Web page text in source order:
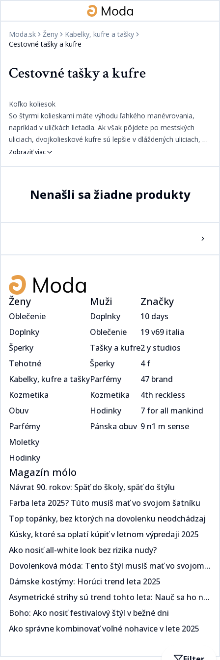
Moda.sk Ženy
Kabelky, kufre a tašky
Cestovné tašky a kufre
Cestovné tašky a kufre
Koľko koliesok​​​​‌ ‍ ​‍​‍‌‍ ‌ ​‍‌‍‍‌‌‍‌ ‌‍‍‌‌‍ ‍​‍​‍​ ‍‍​‍​‍‌ ​ ‌‍​‌‌‍ ‍‌‍‍‌‌ ‌​‌ ‍‌​‍ ‍‌‍‍‌‌‍ ​‍​‍​‍ ​​‍​‍‌‍‍​‌ ​‍‌‍‌‌‌‍‌‍​‍​‍​ ‍‍​‍​‍‌‍‍​‌ ‌​‌ ‌​‌ ​​​ ‍‍​‍ ​‍ ‌‍ ​‌‍ ‌‍​ ‌‍​‌‌‍ ​‌‍‍​‌‍ ‌ ​ ‌ ‌​​ ‍‍​ ​ ​ ​​​ ​​​ ​​​‍ ‌ ​ ‌ ‌​‌ ‌‌‌‍‌​‌‍‍‌‌‍ ​‍ ‌‍‍‌‌‍ ‍‌ ‌​‌‍‌‌‌‍ ‍‌ ‌​​‍ ‌‍‌‌‌‍‌​‌‍‍‌‌ ‌​​‍ ‌‍ ‌‌‍ ‌‍‌​‌‍‌‌​ ‌‌ ​​‌ ​‍‌‍‌‌‌ ​ ‌‍‌‌‌‍ ‍‌ ‌​‌‍​‌‌ ‌​‌‍‍‌‌‍ ‌‍ ‍​ ‍ ‌‍‍‌‌‍‌​​ ‌​ ​‍​ ‍‌‌‍‌‍​ ​ ​ ​​‌‍​‍‌‍‌​‌‍​‍​‍ ‌‌‍‌‍​ ​​​ ‌‍​ ​‌​‍ ‌​ ‌​​ ​ ​ ​‌‌‍‌‌​‍ ‌​ ‍​​ ​‌​ ‍​​ ​‌​‍ ‌​ ‍​​ ‌‌​ ‌‍​ ‍‌‌‍​‍‌‍​‌​ ‌​​ ​‌‌‍‌‌‌‍​ ​ ​‍‌‍‌​​ ‍ ‌ ‌​‌ ‍‌‌ ​​‌‍‌‌​ ‌‌‍​ ‌‍​‌‌ ‌​‌‍‌‌‌‍‌ ‌‍ ‌ ​‍‌‍‍‌‌‍‌‌‌ ​ ​ ‍ ‌ ​​‌‍​‌‌ ‌​‌‍‍​​ ‌‌ ​​‌ ​‍‌‍‍‌‌‍ ‌‌‍​‌‌ ​‍‌ ‍‌‌‌‌​‌‍‌‌‌ ‍​‌ ‌​​‍‌‌​ ‌‌‌​​‍‌‌ ‌‍‍ ‌‍‌‌‌ ‍‌​‍‌‌​ ​ ‌​‌​​‍‌‌​ ​ ‌​‌​​‍‌‌​ ​‍​ ​‍​ ‌ ​ ​‍‌‍​‍​ ‍‌‌‍‌‍​ ​‍‌‍​‍‌‍​‌​ ‌ ​ ‌‌​ ‍​​ ​ ​‍‌‌​ ​‍​ ​‍​‍‌‌​ ‌‌‌​‌​​‍ ‍‌‍​ ‌‍‍​‌‍‍‌‌‍ ​‌‍‌​‌ ​‍‌‍‌‌‌‍ ‍​‍‌‌​ ‌‌‌​​‍‌‌ ‌‍‍ ‌‍‌‌‌ ‍‌​‍‌‌​ ​ ‌​‌​​‍‌‌​ ​ ‌​‌​​‍‌‌​ ​‍​ ​‍‌‍‌‌​ ​‍​ ‍​​ ‌​​ ‍‌‌‍‌​​ ‌ ‌‍‌‍​ ​‌​ ​ ​ ‌‌​ ‌‍​ ​​​‍‌‌​ ​‍​ ​‍​‍‌‌​ ‌‌‌​‌​​‍ ‍‌ ‌​‌‍‌‌‌ ‍​‌ ‌​​ ‌‍​‍‌‍​‌‌ ​ ‌‍‌‌‌‌‌‌‌ ​‍‌‍ ​​ ‌‌‍‍​‌ ‌​‌ ‌​‌ ​​​‍‌‌​ ​ ‌​​‌​‍‌‌​ ​‍‌​‌‍​‍‌‌​ ​‍‌​‌‍‌‍ ​‌‍ ‌‍​ ‌‍​‌‌‍ ​‌‍‍​‌‍ ‌ ​ ‌ ‌​​‍‌‌​ ​ ‌​​‌​ ​ ​ ​​​ ​​​ ​​​‍‌‌​ ​‍‌​‌‍‌ ​ ‌ ‌​‌ ‌‌‌‍‌​‌‍‍‌‌‍ ​‍‌‍‌‍‍‌‌‍‌​​ ‌​ ​‍​ ‍‌‌‍‌‍​ ​ ​ ​​‌‍​‍‌‍‌​‌‍​‍​‍ ‌‌‍‌‍​ ​​​ ‌‍​ ​‌​‍ ‌​ ‌​​ ​ ​ ​‌‌‍‌‌​‍ ‌​ ‍​​ ​‌​ ‍​​ ​‌​‍ ‌​ ‍​​ ‌‌​ ‌‍​ ‍‌‌‍​‍‌‍​‌​ ‌​​ ​‌‌‍‌‌‌‍​ ​ ​‍‌‍‌​​‍‌‍‌ ‌​‌ ‍‌‌ ​​‌‍‌‌​ ‌‌‍​ ‌‍​‌‌ ‌​‌‍‌‌‌‍‌ ‌‍ ‌ ​‍‌‍‍‌‌‍‌‌‌ ​ ​‍‌‍‌ ​​‌‍​‌‌ ‌​‌‍‍​​ ‌‌ ​​‌ ​‍‌‍‍‌‌‍ ‌‌‍​‌‌ ​‍‌ ‍‌‌‌‌​‌‍‌‌‌ ‍​‌ ‌​​‍‌‌​ ‌‌‌​​‍‌‌ ‌‍‍ ‌‍‌‌‌ ‍‌​‍‌‌​ ​ ‌​‌​​‍‌‌​ ​ ‌​‌​​‍‌‌​ ​‍​ ​‍​ ‌ ​ ​‍‌‍​‍​ ‍‌‌‍‌‍​ ​‍‌‍​‍‌‍​‌​ ‌ ​ ‌‌​ ‍​​ ​ ​‍‌‌​ ​‍​ ​‍​‍‌‌​ ‌‌‌​‌​​‍ ‍‌‍​ ‌‍‍​‌‍‍‌‌‍ ​‌‍‌​‌ ​‍‌‍‌‌‌‍ ‍​‍‌‌​ ‌‌‌​​‍‌‌ ‌‍‍ ‌‍‌‌‌ ‍‌​‍‌‌​ ​ ‌​‌​​‍‌‌​ ​ ‌​‌​​‍‌‌​ ​‍​ ​‍‌‍‌‌​ ​‍​ ‍​​ ‌​​ ‍‌‌‍‌​​ ‌ ‌‍‌‍​ ​‌​ ​ ​ ‌‌​ ‌‍​ ​​​‍‌‌​ ​‍​ ​‍​‍‌‌​ ‌‌‌​‌​​‍ ‍‌ ‌​‌‍‌‌‌ ‍​‌ ‌​​‍‌‍‌ ​​‌‍‌‌‌ ​‍‌ ​ ‌ ​​‌‍‌‌‌‍​ ‌ ‌​‌‍‍‌‌ ‌‍‌‍‌‌​ ‌‌ ​​‌ ‌‌‌‍​‍‌‍ ​‌‍‍‌‌ ​ ‌‍‍​‌‍‌‌‌‍‌​​‍​‍‌ ‌
So štyrmi kolieskami máte výhodu ľahkého manévrovania,
napríklad v uličkách lietadla. Ak však pôjdete po mestských
uliciach, dvojkolieskové kufre sú lepšie v dláždených uliciach, pri
prekonávaní obrubníkov, či iných nerovností.​​​​‌ ‍ ​‍​‍‌‍ ‌ ​‍‌‍‍‌‌‍‌ ‌‍‍‌‌‍ ‍​‍​‍​ ‍‍​‍​‍‌ ​ ‌‍​‌‌‍ ‍‌‍‍‌‌ ‌​‌ ‍‌​‍ ‍‌‍‍‌‌‍ ​‍​‍​‍ ​​‍​‍‌‍‍​‌ ​‍‌‍‌‌‌‍‌‍​‍​‍​ ‍‍​‍​‍‌‍‍​‌ ‌​‌ ‌​‌ ​​​ ‍‍​‍ ​‍ ‌‍ ​‌‍ ‌‍​ ‌‍​‌‌‍ ​‌‍‍​‌‍ ‌ ​ ‌ ‌​​ ‍‍​ ​ ​ ​​​ ​​​ ​​​‍ ‌ ​ ‌ ‌​‌ ‌‌‌‍‌​‌‍‍‌‌‍ ​‍ ‌‍‍‌‌‍ ‍‌ ‌​‌‍‌‌‌‍ ‍‌ ‌​​‍ ‌‍‌‌‌‍‌​‌‍‍‌‌ ‌​​‍ ‌‍ ‌‌‍ ‌‍‌​‌‍‌‌​ ‌‌ ​​‌ ​‍‌‍‌‌‌ ​ ‌‍‌‌‌‍ ‍‌ ‌​‌‍​‌‌ ‌​‌‍‍‌‌‍ ‌‍ ‍​ ‍ ‌‍‍‌‌‍‌​​ ‌​ ​‍​ ‍‌‌‍‌‍​ ​ ​ ​​‌‍​‍‌‍‌​‌‍​‍​‍ ‌‌‍‌‍​ ​​​ ‌‍​ ​‌​‍ ‌​ ‌​​ ​ ​ ​‌‌‍‌‌​‍ ‌​ ‍​​ ​‌​ ‍​​ ​‌​‍ ‌​ ‍​​ ‌‌​ ‌‍​ ‍‌‌‍​‍‌‍​‌​ ‌​​ ​‌‌‍‌‌‌‍​ ​ ​‍‌‍‌​​ ‍ ‌ ‌​‌ ‍‌‌ ​​‌‍‌‌​ ‌‌‍​ ‌‍​‌‌ ‌​‌‍‌‌‌‍‌ ‌‍ ‌ ​‍‌‍‍‌‌‍‌‌‌ ​ ​ ‍ ‌ ​​‌‍​‌‌ ‌​‌‍‍​​ ‌‌ ​​‌ ​‍‌‍‍‌‌‍ ‌‌‍​‌‌ ​‍‌ ‍‌‌‌‌​‌‍‌‌‌ ‍​‌ ‌​​‍‌‌​ ‌‌‌​​‍‌‌ ‌‍‍ ‌‍‌‌‌ ‍‌​‍‌‌​ ​ ‌​‌​​‍‌‌​ ​ ‌​‌​​‍‌‌​ ​‍​ ​‍‌‍​ ‌‍​ ‌‍‌‌‌‍‌​​ ‍​‌‍​‍‌‍‌‌‌‍​‌​ ​‌‌‍‌‌​ ‌‍​ ‌‍​‍‌‌​ ​‍​ ​‍​‍‌‌​ ‌‌‌​‌​​‍ ‍‌‍​ ‌‍‍​‌‍‍‌‌‍ ​‌‍‌​‌ ​‍‌‍‌‌‌‍ ‍​‍‌‌​ ‌‌‌​​‍‌‌ ‌‍‍ ‌‍‌‌‌ ‍‌​‍‌‌​ ​ ‌​‌​​‍‌‌​ ​ ‌​‌​​‍‌‌​ ​‍​ ​‍‌‍‌​​ ​‌​ ‌‍​ ‌ ​ ‍​‌‍‌‌​ ​‍‌‍‌​​ ‍​​ ‌‍​ ‍‌​ ‍‌​ ​​​‍‌‌​ ​‍​ ​‍​‍‌‌​ ‌‌‌​‌​​‍ ‍‌ ‌​‌‍‌‌‌ ‍​‌ ‌​​ ‌‍​‍‌‍​‌‌ ​ ‌‍‌‌‌‌‌‌‌ ​‍‌‍ ​​ ‌‌‍‍​‌ ‌​‌ ‌​‌ ​​​‍‌‌​ ​ ‌​​‌​‍‌‌​ ​‍‌​‌‍​‍‌‌​ ​‍‌​‌‍‌‍ ​‌‍ ‌‍​ ‌‍​‌‌‍ ​‌‍‍​‌‍ ‌ ​ ‌ ‌​​‍‌‌​ ​ ‌​​‌​ ​ ​ ​​​ ​​​ ​​​‍‌‌​ ​‍‌​‌‍‌ ​ ‌ ‌​‌ ‌‌‌‍‌​‌‍‍‌‌‍ ​‍‌‍‌‍‍‌‌‍‌​​ ‌​ ​‍​ ‍‌‌‍‌‍​ ​ ​ ​​‌‍​‍‌‍‌​‌‍​‍​‍ ‌‌‍‌‍​ ​​​ ‌‍​ ​‌​‍ ‌​ ‌​​ ​ ​ ​‌‌‍‌‌​‍ ‌​ ‍​​ ​‌​ ‍​​ ​‌​‍ ‌​ ‍​​ ‌‌​ ‌‍​ ‍‌‌‍​‍‌‍​‌​ ‌​​ ​‌‌‍‌‌‌‍​ ​ ​‍‌‍‌​​‍‌‍‌ ‌​‌ ‍‌‌ ​​‌‍‌‌​ ‌‌‍​ ‌‍​‌‌ ‌​‌‍‌‌‌‍‌ ‌‍ ‌ ​‍‌‍‍‌‌‍‌‌‌ ​ ​‍‌‍‌ ​​‌‍​‌‌ ‌​‌‍‍​​ ‌‌ ​​‌ ​‍‌‍‍‌‌‍ ‌‌‍​‌‌ ​‍‌ ‍‌‌‌‌​‌‍‌‌‌ ‍​‌ ‌​​‍‌‌​ ‌‌‌​​‍‌‌ ‌‍‍ ‌‍‌‌‌ ‍‌​‍‌‌​ ​ ‌​‌​​‍‌‌​ ​ ‌​‌​​‍‌‌​ ​‍​ ​‍‌‍​ ‌‍​ ‌‍‌‌‌‍‌​​ ‍​‌‍​‍‌‍‌‌‌‍​‌​ ​‌‌‍‌‌​ ‌‍​ ‌‍​‍‌‌​ ​‍​ ​‍​‍‌‌​ ‌‌‌​‌​​‍ ‍‌‍​ ‌‍‍​‌‍‍‌‌‍ ​‌‍‌​‌ ​‍‌‍‌‌‌‍ ‍​‍‌‌​ ‌‌‌​​‍‌‌ ‌‍‍ ‌‍‌‌‌ ‍‌​‍‌‌​ ​ ‌​‌​​‍‌‌​ ​ ‌​‌​​‍‌‌​ ​‍​ ​‍‌‍‌​​ ​‌​ ‌‍​ ‌ ​ ‍​‌‍‌‌​ ​‍‌‍‌​​ ‍​​ ‌‍​ ‍‌​ ‍‌​ ​​​‍‌‌​ ​‍​ ​‍​‍‌‌​ ‌‌‌​‌​​‍ ‍‌ ‌​‌‍‌‌‌ ‍​‌ ‌​​‍‌‍‌ ​​‌‍‌‌‌ ​‍‌ ​ ‌ ​​‌‍‌‌‌‍​ ‌ ‌​‌‍‍‌‌ ‌‍‌‍‌‌​ ‌‌ ​​‌ ‌‌‌‍​‍‌‍ ​‌‍‍‌‌ ​ ‌‍‍​‌‍‌‌‌‍‌​​‍​‍‌ ‌
Zobraziť viac
Nenašli sa žiadne produkty
Ženy
Oblečenie
Doplnky
Šperky
Tehotné
Kabelky, kufre a tašky
Kozmetika
Obuv
Parfémy
Moletky
Hodinky
Muži
Doplnky
Oblečenie
Tašky a kufre
Šperky
Parfémy
Kozmetika
Hodinky
Pánska obuv
Značky
10 days
19 v69 italia
2 y studios
4 f
47 brand
4th reckless
7 for all mankind
9 n1 m sense
Magazín mólo
Návrat 90. rokov: Späť do školy, späť do štýlu​​​​‌ ‍ ​‍​‍‌‍ ‌ ​‍‌‍‍‌‌‍‌ ‌‍‍‌‌‍ ‍​‍​‍​ ‍‍​‍​‍‌ ​ ‌‍​‌‌‍ ‍‌‍‍‌‌ ‌​‌ ‍‌​‍ ‍‌‍‍‌‌‍ ​‍​‍​‍ ​​‍​‍‌‍‍​‌ ​‍‌‍‌‌‌‍‌‍​‍​‍​ ‍‍​‍​‍‌‍‍​‌ ‌​‌ ‌​‌ ​​​ ‍‍​‍ ​‍ ‌‍ ​‌‍ ‌‍​ ‌‍​‌‌‍ ​‌‍‍​‌‍ ‌ ​ ‌ ‌​​ ‍‍​ ​ ​ ​​​ ​​​ ​​​‍ ‌ ​ ‌ ‌​‌ ‌‌‌‍‌​‌‍‍‌‌‍ ​‍ ‌‍‍‌‌‍ ‍‌ ‌​‌‍‌‌‌‍ ‍‌ ‌​​‍ ‌‍‌‌‌‍‌​‌‍‍‌‌ ‌​​‍ ‌‍ ‌‌‍ ‌‍‌​‌‍‌‌​ ‌‌ ​​‌ ​‍‌‍‌‌‌ ​ ‌‍‌‌‌‍ ‍‌ ‌​‌‍​‌‌ ‌​‌‍‍‌‌‍ ‌‍ ‍​ ‍ ‌‍‍‌‌‍‌​​ ‌​ ​‍‌‍​ ‌‍​ ‌‍‌​​ ‍​​ ‍​​ ‌‌​ ​‌​‍ ‌​ ‍​​ ​ ‌‍​‌​ ​‌​‍ ‌​ ‌​‌‍‌​​ ​‌​ ​‍​‍ ‌‌‍​‌‌‍​‌​ ​​​ ​​​‍ ‌​ ‍‌​ ‌ ​ ​‌‌‍​ ​ ​‌​ ​‌‌‍​‍‌‍‌​​ ​‍‌‍‌​‌‍‌‍​ ‌ ​ ‍ ‌ ‌​‌ ‍‌‌ ​​‌‍‌‌​ ‌‌ ​​‌‍ ‌ ​ ‌ ‌​​ ‍ ‌ ​​‌‍​‌‌ ‌​‌‍‍​​ ‌‌ ‌​‌‍‍‌‌ ‌​‌‍ ​‌‍‌‌​ ‌‍​‍‌‍​‌‌ ​ ‌‍‌‌‌‌‌‌‌ ​‍‌‍ ​​ ‌‌‍‍​‌ ‌​‌ ‌​‌ ​​​‍‌‌​ ​ ‌​​‌​‍‌‌​ ​‍‌​‌‍​‍‌‌​ ​‍‌​‌‍‌‍ ​‌‍ ‌‍​ ‌‍​‌‌‍ ​‌‍‍​‌‍ ‌ ​ ‌ ‌​​‍‌‌​ ​ ‌​​‌​ ​ ​ ​​​ ​​​ ​​​‍‌‌​ ​‍‌​‌‍‌ ​ ‌ ‌​‌ ‌‌‌‍‌​‌‍‍‌‌‍ ​‍‌‍‌‍‍‌‌‍‌​​ ‌​ ​‍‌‍​ ‌‍​ ‌‍‌​​ ‍​​ ‍​​ ‌‌​ ​‌​‍ ‌​ ‍​​ ​ ‌‍​‌​ ​‌​‍ ‌​ ‌​‌‍‌​​ ​‌​ ​‍​‍ ‌‌‍​‌‌‍​‌​ ​​​ ​​​‍ ‌​ ‍‌​ ‌ ​ ​‌‌‍​ ​ ​‌​ ​‌‌‍​‍‌‍‌​​ ​‍‌‍‌​‌‍‌‍​ ‌ ​‍‌‍‌ ‌​‌ ‍‌‌ ​​‌‍‌‌​ ‌‌ ​​‌‍ ‌ ​ ‌ ‌​​‍‌‍‌ ​​‌‍​‌‌ ‌​‌‍‍​​ ‌‌ ‌​‌‍‍‌‌ ‌​‌‍ ​‌‍‌‌​‍‌‍‌ ​​‌‍‌‌‌ ​‍‌ ​ ‌ ​​‌‍‌‌‌‍​ ‌ ‌​‌‍‍‌‌ ‌‍‌‍‌‌​ ‌‌ ​​‌ ‌‌‌‍​‍‌‍ ​‌‍‍‌‌ ​ ‌‍‍​‌‍‌‌‌‍‌​​‍​‍‌ ‌
Farba leta 2025? Túto musíš mať vo svojom šatníku ​​​​‌ ‍ ​‍​‍‌‍ ‌ ​‍‌‍‍‌‌‍‌ ‌‍‍‌‌‍ ‍​‍​‍​ ‍‍​‍​‍‌ ​ ‌‍​‌‌‍ ‍‌‍‍‌‌ ‌​‌ ‍‌​‍ ‍‌‍‍‌‌‍ ​‍​‍​‍ ​​‍​‍‌‍‍​‌ ​‍‌‍‌‌‌‍‌‍​‍​‍​ ‍‍​‍​‍‌‍‍​‌ ‌​‌ ‌​‌ ​​​ ‍‍​‍ ​‍ ‌‍ ​‌‍ ‌‍​ ‌‍​‌‌‍ ​‌‍‍​‌‍ ‌ ​ ‌ ‌​​ ‍‍​ ​ ​ ​​​ ​​​ ​​​‍ ‌ ​ ‌ ‌​‌ ‌‌‌‍‌​‌‍‍‌‌‍ ​‍ ‌‍‍‌‌‍ ‍‌ ‌​‌‍‌‌‌‍ ‍‌ ‌​​‍ ‌‍‌‌‌‍‌​‌‍‍‌‌ ‌​​‍ ‌‍ ‌‌‍ ‌‍‌​‌‍‌‌​ ‌‌ ​​‌ ​‍‌‍‌‌‌ ​ ‌‍‌‌‌‍ ‍‌ ‌​‌‍​‌‌ ‌​‌‍‍‌‌‍ ‌‍ ‍​ ‍ ‌‍‍‌‌‍‌​​ ‌​ ​‌‌‍​‌​ ‌​​ ‌‍​ ​​‌‍​‌​ ​‍‌‍​‍​‍ ‌​ ‍​‌‍​‍‌‍​‍‌‍‌‍​‍ ‌​ ‌​‌‍‌‍​ ​​​ ​‍​‍ ‌‌‍​‌‌‍​‍​ ‌ ‌‍‌‍​‍ ‌‌‍‌‍​ ‍‌‌‍​ ‌‍​‍​ ‍‌​ ‍‌‌‍‌‌​ ​​‌‍‌‍​ ​ ‌‍‌​​ ​‍​ ‍ ‌ ‌​‌ ‍‌‌ ​​‌‍‌‌​ ‌‌ ​​‌‍ ‌ ​ ‌ ‌​​ ‍ ‌ ​​‌‍​‌‌ ‌​‌‍‍​​ ‌‌ ‌​‌‍‍‌‌ ‌​‌‍ ​‌‍‌‌​ ‌‍​‍‌‍​‌‌ ​ ‌‍‌‌‌‌‌‌‌ ​‍‌‍ ​​ ‌‌‍‍​‌ ‌​‌ ‌​‌ ​​​‍‌‌​ ​ ‌​​‌​‍‌‌​ ​‍‌​‌‍​‍‌‌​ ​‍‌​‌‍‌‍ ​‌‍ ‌‍​ ‌‍​‌‌‍ ​‌‍‍​‌‍ ‌ ​ ‌ ‌​​‍‌‌​ ​ ‌​​‌​ ​ ​ ​​​ ​​​ ​​​‍‌‌​ ​‍‌​‌‍‌ ​ ‌ ‌​‌ ‌‌‌‍‌​‌‍‍‌‌‍ ​‍‌‍‌‍‍‌‌‍‌​​ ‌​ ​‌‌‍​‌​ ‌​​ ‌‍​ ​​‌‍​‌​ ​‍‌‍​‍​‍ ‌​ ‍​‌‍​‍‌‍​‍‌‍‌‍​‍ ‌​ ‌​‌‍‌‍​ ​​​ ​‍​‍ ‌‌‍​‌‌‍​‍​ ‌ ‌‍‌‍​‍ ‌‌‍‌‍​ ‍‌‌‍​ ‌‍​‍​ ‍‌​ ‍‌‌‍‌‌​ ​​‌‍‌‍​ ​ ‌‍‌​​ ​‍​‍‌‍‌ ‌​‌ ‍‌‌ ​​‌‍‌‌​ ‌‌ ​​‌‍ ‌ ​ ‌ ‌​​‍‌‍‌ ​​‌‍​‌‌ ‌​‌‍‍​​ ‌‌ ‌​‌‍‍‌‌ ‌​‌‍ ​‌‍‌‌​‍‌‍‌ ​​‌‍‌‌‌ ​‍‌ ​ ‌ ​​‌‍‌‌‌‍​ ‌ ‌​‌‍‍‌‌ ‌‍‌‍‌‌​ ‌‌ ​​‌ ‌‌‌‍​‍‌‍ ​‌‍‍‌‌ ​ ‌‍‍​‌‍‌‌‌‍‌​​‍​‍‌ ‌
Top topánky, bez ktorých na dovolenku neodchádzaj​​​​‌ ‍ ​‍​‍‌‍ ‌ ​‍‌‍‍‌‌‍‌ ‌‍‍‌‌‍ ‍​‍​‍​ ‍‍​‍​‍‌ ​ ‌‍​‌‌‍ ‍‌‍‍‌‌ ‌​‌ ‍‌​‍ ‍‌‍‍‌‌‍ ​‍​‍​‍ ​​‍​‍‌‍‍​‌ ​‍‌‍‌‌‌‍‌‍​‍​‍​ ‍‍​‍​‍‌‍‍​‌ ‌​‌ ‌​‌ ​​​ ‍‍​‍ ​‍ ‌‍ ​‌‍ ‌‍​ ‌‍​‌‌‍ ​‌‍‍​‌‍ ‌ ​ ‌ ‌​​ ‍‍​ ​ ​ ​​​ ​​​ ​​​‍ ‌ ​ ‌ ‌​‌ ‌‌‌‍‌​‌‍‍‌‌‍ ​‍ ‌‍‍‌‌‍ ‍‌ ‌​‌‍‌‌‌‍ ‍‌ ‌​​‍ ‌‍‌‌‌‍‌​‌‍‍‌‌ ‌​​‍ ‌‍ ‌‌‍ ‌‍‌​‌‍‌‌​ ‌‌ ​​‌ ​‍‌‍‌‌‌ ​ ‌‍‌‌‌‍ ‍‌ ‌​‌‍​‌‌ ‌​‌‍‍‌‌‍ ‌‍ ‍​ ‍ ‌‍‍‌‌‍‌​​ ‌​ ​‌​ ‍‌​ ​‍‌‍​ ​ ‌ ​ ​‌​ ‌‌​ ​‍​‍ ‌‌‍​‌‌‍​‌​ ‍​‌‍​‍​‍ ‌​ ‌​​ ‌‌​ ‍‌‌‍‌‍​‍ ‌‌‍​‌​ ‍​​ ‌ ​ ‍​​‍ ‌​ ‍‌​ ‌ ​ ​​​ ‍‌‌‍​ ​ ‍​​ ‍‌​ ​‍​ ​​‌‍‌‍‌‍​‍‌‍‌‌​ ‍ ‌ ‌​‌ ‍‌‌ ​​‌‍‌‌​ ‌‌ ​​‌‍ ‌ ​ ‌ ‌​​ ‍ ‌ ​​‌‍​‌‌ ‌​‌‍‍​​ ‌‌ ‌​‌‍‍‌‌ ‌​‌‍ ​‌‍‌‌​ ‌‍​‍‌‍​‌‌ ​ ‌‍‌‌‌‌‌‌‌ ​‍‌‍ ​​ ‌‌‍‍​‌ ‌​‌ ‌​‌ ​​​‍‌‌​ ​ ‌​​‌​‍‌‌​ ​‍‌​‌‍​‍‌‌​ ​‍‌​‌‍‌‍ ​‌‍ ‌‍​ ‌‍​‌‌‍ ​‌‍‍​‌‍ ‌ ​ ‌ ‌​​‍‌‌​ ​ ‌​​‌​ ​ ​ ​​​ ​​​ ​​​‍‌‌​ ​‍‌​‌‍‌ ​ ‌ ‌​‌ ‌‌‌‍‌​‌‍‍‌‌‍ ​‍‌‍‌‍‍‌‌‍‌​​ ‌​ ​‌​ ‍‌​ ​‍‌‍​ ​ ‌ ​ ​‌​ ‌‌​ ​‍​‍ ‌‌‍​‌‌‍​‌​ ‍​‌‍​‍​‍ ‌​ ‌​​ ‌‌​ ‍‌‌‍‌‍​‍ ‌‌‍​‌​ ‍​​ ‌ ​ ‍​​‍ ‌​ ‍‌​ ‌ ​ ​​​ ‍‌‌‍​ ​ ‍​​ ‍‌​ ​‍​ ​​‌‍‌‍‌‍​‍‌‍‌‌​‍‌‍‌ ‌​‌ ‍‌‌ ​​‌‍‌‌​ ‌‌ ​​‌‍ ‌ ​ ‌ ‌​​‍‌‍‌ ​​‌‍​‌‌ ‌​‌‍‍​​ ‌‌ ‌​‌‍‍‌‌ ‌​‌‍ ​‌‍‌‌​‍‌‍‌ ​​‌‍‌‌‌ ​‍‌ ​ ‌ ​​‌‍‌‌‌‍​ ‌ ‌​‌‍‍‌‌ ‌‍‌‍‌‌​ ‌‌ ​​‌ ‌‌‌‍​‍‌‍ ​‌‍‍‌‌ ​ ‌‍‍​‌‍‌‌‌‍‌​​‍​‍‌ ‌
Kúsky, ktoré sa oplatí kúpiť v letnom výpredaji 2025​​​​‌ ‍ ​‍​‍‌‍ ‌ ​‍‌‍‍‌‌‍‌ ‌‍‍‌‌‍ ‍​‍​‍​ ‍‍​‍​‍‌ ​ ‌‍​‌‌‍ ‍‌‍‍‌‌ ‌​‌ ‍‌​‍ ‍‌‍‍‌‌‍ ​‍​‍​‍ ​​‍​‍‌‍‍​‌ ​‍‌‍‌‌‌‍‌‍​‍​‍​ ‍‍​‍​‍‌‍‍​‌ ‌​‌ ‌​‌ ​​​ ‍‍​‍ ​‍ ‌‍ ​‌‍ ‌‍​ ‌‍​‌‌‍ ​‌‍‍​‌‍ ‌ ​ ‌ ‌​​ ‍‍​ ​ ​ ​​​ ​​​ ​​​‍ ‌ ​ ‌ ‌​‌ ‌‌‌‍‌​‌‍‍‌‌‍ ​‍ ‌‍‍‌‌‍ ‍‌ ‌​‌‍‌‌‌‍ ‍‌ ‌​​‍ ‌‍‌‌‌‍‌​‌‍‍‌‌ ‌​​‍ ‌‍ ‌‌‍ ‌‍‌​‌‍‌‌​ ‌‌ ​​‌ ​‍‌‍‌‌‌ ​ ‌‍‌‌‌‍ ‍‌ ‌​‌‍​‌‌ ‌​‌‍‍‌‌‍ ‌‍ ‍​ ‍ ‌‍‍‌‌‍‌​​ ‌‌‍​‌‌‍​‍​ ​ ​ ‌​‌‍‌​‌‍‌‌​ ​ ‌‍‌​​‍ ‌​ ‍‌​ ​‌​ ‍‌​ ​‍​‍ ‌​ ‌​‌‍​‌​ ​‌​ ‍​​‍ ‌‌‍​‌​ ‌‌​ ‍​‌‍‌‌​‍ ‌‌‍‌‍​ ‌‌‌‍​‌‌‍​‌​ ​‌‌‍​ ​ ‍‌​ ‌ ‌‍‌​‌‍​‌​ ​​‌‍​ ​ ‍ ‌ ‌​‌ ‍‌‌ ​​‌‍‌‌​ ‌‌ ​​‌‍ ‌ ​ ‌ ‌​​ ‍ ‌ ​​‌‍​‌‌ ‌​‌‍‍​​ ‌‌ ‌​‌‍‍‌‌ ‌​‌‍ ​‌‍‌‌​ ‌‍​‍‌‍​‌‌ ​ ‌‍‌‌‌‌‌‌‌ ​‍‌‍ ​​ ‌‌‍‍​‌ ‌​‌ ‌​‌ ​​​‍‌‌​ ​ ‌​​‌​‍‌‌​ ​‍‌​‌‍​‍‌‌​ ​‍‌​‌‍‌‍ ​‌‍ ‌‍​ ‌‍​‌‌‍ ​‌‍‍​‌‍ ‌ ​ ‌ ‌​​‍‌‌​ ​ ‌​​‌​ ​ ​ ​​​ ​​​ ​​​‍‌‌​ ​‍‌​‌‍‌ ​ ‌ ‌​‌ ‌‌‌‍‌​‌‍‍‌‌‍ ​‍‌‍‌‍‍‌‌‍‌​​ ‌‌‍​‌‌‍​‍​ ​ ​ ‌​‌‍‌​‌‍‌‌​ ​ ‌‍‌​​‍ ‌​ ‍‌​ ​‌​ ‍‌​ ​‍​‍ ‌​ ‌​‌‍​‌​ ​‌​ ‍​​‍ ‌‌‍​‌​ ‌‌​ ‍​‌‍‌‌​‍ ‌‌‍‌‍​ ‌‌‌‍​‌‌‍​‌​ ​‌‌‍​ ​ ‍‌​ ‌ ‌‍‌​‌‍​‌​ ​​‌‍​ ​‍‌‍‌ ‌​‌ ‍‌‌ ​​‌‍‌‌​ ‌‌ ​​‌‍ ‌ ​ ‌ ‌​​‍‌‍‌ ​​‌‍​‌‌ ‌​‌‍‍​​ ‌‌ ‌​‌‍‍‌‌ ‌​‌‍ ​‌‍‌‌​‍‌‍‌ ​​‌‍‌‌‌ ​‍‌ ​ ‌ ​​‌‍‌‌‌‍​ ‌ ‌​‌‍‍‌‌ ‌‍‌‍‌‌​ ‌‌ ​​‌ ‌‌‌‍​‍‌‍ ​‌‍‍‌‌ ​ ‌‍‍​‌‍‌‌‌‍‌​​‍​‍‌ ‌
Ako nosiť all-white look bez rizika nudy?​​​​‌ ‍ ​‍​‍‌‍ ‌ ​‍‌‍‍‌‌‍‌ ‌‍‍‌‌‍ ‍​‍​‍​ ‍‍​‍​‍‌ ​ ‌‍​‌‌‍ ‍‌‍‍‌‌ ‌​‌ ‍‌​‍ ‍‌‍‍‌‌‍ ​‍​‍​‍ ​​‍​‍‌‍‍​‌ ​‍‌‍‌‌‌‍‌‍​‍​‍​ ‍‍​‍​‍‌‍‍​‌ ‌​‌ ‌​‌ ​​​ ‍‍​‍ ​‍ ‌‍ ​‌‍ ‌‍​ ‌‍​‌‌‍ ​‌‍‍​‌‍ ‌ ​ ‌ ‌​​ ‍‍​ ​ ​ ​​​ ​​​ ​​​‍ ‌ ​ ‌ ‌​‌ ‌‌‌‍‌​‌‍‍‌‌‍ ​‍ ‌‍‍‌‌‍ ‍‌ ‌​‌‍‌‌‌‍ ‍‌ ‌​​‍ ‌‍‌‌‌‍‌​‌‍‍‌‌ ‌​​‍ ‌‍ ‌‌‍ ‌‍‌​‌‍‌‌​ ‌‌ ​​‌ ​‍‌‍‌‌‌ ​ ‌‍‌‌‌‍ ‍‌ ‌​‌‍​‌‌ ‌​‌‍‍‌‌‍ ‌‍ ‍​ ‍ ‌‍‍‌‌‍‌​​ ‌‌‍‌‍​ ‌‌​ ‍‌​ ‍‌​ ‍​​ ‌‌‌‍‌‍​ ​ ​‍ ‌​ ‍‌‌‍​ ​ ​ ‌‍​‌​‍ ‌​ ‌​‌‍‌‌​ ‌​​ ​​​‍ ‌​ ‍​​ ‌ ​ ​‍‌‍‌‌​‍ ‌​ ‌​​ ​‌‌‍‌​‌‍‌‌‌‍‌‌‌‍​‍‌‍‌‌​ ​‌​ ‍‌‌‍‌‌​ ‌‍​ ‌ ​ ‍ ‌ ‌​‌ ‍‌‌ ​​‌‍‌‌​ ‌‌ ​​‌‍ ‌ ​ ‌ ‌​​ ‍ ‌ ​​‌‍​‌‌ ‌​‌‍‍​​ ‌‌ ‌​‌‍‍‌‌ ‌​‌‍ ​‌‍‌‌​ ‌‍​‍‌‍​‌‌ ​ ‌‍‌‌‌‌‌‌‌ ​‍‌‍ ​​ ‌‌‍‍​‌ ‌​‌ ‌​‌ ​​​‍‌‌​ ​ ‌​​‌​‍‌‌​ ​‍‌​‌‍​‍‌‌​ ​‍‌​‌‍‌‍ ​‌‍ ‌‍​ ‌‍​‌‌‍ ​‌‍‍​‌‍ ‌ ​ ‌ ‌​​‍‌‌​ ​ ‌​​‌​ ​ ​ ​​​ ​​​ ​​​‍‌‌​ ​‍‌​‌‍‌ ​ ‌ ‌​‌ ‌‌‌‍‌​‌‍‍‌‌‍ ​‍‌‍‌‍‍‌‌‍‌​​ ‌‌‍‌‍​ ‌‌​ ‍‌​ ‍‌​ ‍​​ ‌‌‌‍‌‍​ ​ ​‍ ‌​ ‍‌‌‍​ ​ ​ ‌‍​‌​‍ ‌​ ‌​‌‍‌‌​ ‌​​ ​​​‍ ‌​ ‍​​ ‌ ​ ​‍‌‍‌‌​‍ ‌​ ‌​​ ​‌‌‍‌​‌‍‌‌‌‍‌‌‌‍​‍‌‍‌‌​ ​‌​ ‍‌‌‍‌‌​ ‌‍​ ‌ ​‍‌‍‌ ‌​‌ ‍‌‌ ​​‌‍‌‌​ ‌‌ ​​‌‍ ‌ ​ ‌ ‌​​‍‌‍‌ ​​‌‍​‌‌ ‌​‌‍‍​​ ‌‌ ‌​‌‍‍‌‌ ‌​‌‍ ​‌‍‌‌​‍‌‍‌ ​​‌‍‌‌‌ ​‍‌ ​ ‌ ​​‌‍‌‌‌‍​ ‌ ‌​‌‍‍‌‌ ‌‍‌‍‌‌​ ‌‌ ​​‌ ‌‌‌‍​‍‌‍ ​‌‍‍‌‌ ​ ‌‍‍​‌‍‌‌‌‍‌​​‍​‍‌ ‌
Dovolenková móda: Tento štýl musíš mať vo svojom šatníku ​​​​‌ ‍ ​‍​‍‌‍ ‌ ​‍‌‍‍‌‌‍‌ ‌‍‍‌‌‍ ‍​‍​‍​ ‍‍​‍​‍‌ ​ ‌‍​‌‌‍ ‍‌‍‍‌‌ ‌​‌ ‍‌​‍ ‍‌‍‍‌‌‍ ​‍​‍​‍ ​​‍​‍‌‍‍​‌ ​‍‌‍‌‌‌‍‌‍​‍​‍​ ‍‍​‍​‍‌‍‍​‌ ‌​‌ ‌​‌ ​​​ ‍‍​‍ ​‍ ‌‍ ​‌‍ ‌‍​ ‌‍​‌‌‍ ​‌‍‍​‌‍ ‌ ​ ‌ ‌​​ ‍‍​ ​ ​ ​​​ ​​​ ​​​‍ ‌ ​ ‌ ‌​‌ ‌‌‌‍‌​‌‍‍‌‌‍ ​‍ ‌‍‍‌‌‍ ‍‌ ‌​‌‍‌‌‌‍ ‍‌ ‌​​‍ ‌‍‌‌‌‍‌​‌‍‍‌‌ ‌​​‍ ‌‍ ‌‌‍ ‌‍‌​‌‍‌‌​ ‌‌ ​​‌ ​‍‌‍‌‌‌ ​ ‌‍‌‌‌‍ ‍‌ ‌​‌‍​‌‌ ‌​‌‍‍‌‌‍ ‌‍ ‍​ ‍ ‌‍‍‌‌‍‌​​ ‌​ ​​​ ‌‌​ ​​‌‍‌‌​ ‍​‌‍‌​​ ​​‌‍‌‌​‍ ‌​ ​​​ ‍‌​ ‌ ​ ‍​​‍ ‌​ ‌​​ ​ ‌‍​ ​ ‌​​‍ ‌​ ‍‌‌‍​‌​ ‍‌​ ​​​‍ ‌​ ‍​​ ​‌​ ‍​​ ​‍​ ​​‌‍‌‌​ ​ ​ ​‌​ ​ ‌‍​ ​ ‍​​ ​‍​ ‍ ‌ ‌​‌ ‍‌‌ ​​‌‍‌‌​ ‌‌ ​​‌‍ ‌ ​ ‌ ‌​​ ‍ ‌ ​​‌‍​‌‌ ‌​‌‍‍​​ ‌‌ ‌​‌‍‍‌‌ ‌​‌‍ ​‌‍‌‌​ ‌‍​‍‌‍​‌‌ ​ ‌‍‌‌‌‌‌‌‌ ​‍‌‍ ​​ ‌‌‍‍​‌ ‌​‌ ‌​‌ ​​​‍‌‌​ ​ ‌​​‌​‍‌‌​ ​‍‌​‌‍​‍‌‌​ ​‍‌​‌‍‌‍ ​‌‍ ‌‍​ ‌‍​‌‌‍ ​‌‍‍​‌‍ ‌ ​ ‌ ‌​​‍‌‌​ ​ ‌​​‌​ ​ ​ ​​​ ​​​ ​​​‍‌‌​ ​‍‌​‌‍‌ ​ ‌ ‌​‌ ‌‌‌‍‌​‌‍‍‌‌‍ ​‍‌‍‌‍‍‌‌‍‌​​ ‌​ ​​​ ‌‌​ ​​‌‍‌‌​ ‍​‌‍‌​​ ​​‌‍‌‌​‍ ‌​ ​​​ ‍‌​ ‌ ​ ‍​​‍ ‌​ ‌​​ ​ ‌‍​ ​ ‌​​‍ ‌​ ‍‌‌‍​‌​ ‍‌​ ​​​‍ ‌​ ‍​​ ​‌​ ‍​​ ​‍​ ​​‌‍‌‌​ ​ ​ ​‌​ ​ ‌‍​ ​ ‍​​ ​‍​‍‌‍‌ ‌​‌ ‍‌‌ ​​‌‍‌‌​ ‌‌ ​​‌‍ ‌ ​ ‌ ‌​​‍‌‍‌ ​​‌‍​‌‌ ‌​‌‍‍​​ ‌‌ ‌​‌‍‍‌‌ ‌​‌‍ ​‌‍‌‌​‍‌‍‌ ​​‌‍‌‌‌ ​‍‌ ​ ‌ ​​‌‍‌‌‌‍​ ‌ ‌​‌‍‍‌‌ ‌‍‌‍‌‌​ ‌‌ ​​‌ ‌‌‌‍​‍‌‍ ​‌‍‍‌‌ ​ ‌‍‍​‌‍‌‌‌‍‌​​‍​‍‌ ‌
Dámske kostýmy: Horúci trend leta 2025 ​​​​‌ ‍ ​‍​‍‌‍ ‌ ​‍‌‍‍‌‌‍‌ ‌‍‍‌‌‍ ‍​‍​‍​ ‍‍​‍​‍‌ ​ ‌‍​‌‌‍ ‍‌‍‍‌‌ ‌​‌ ‍‌​‍ ‍‌‍‍‌‌‍ ​‍​‍​‍ ​​‍​‍‌‍‍​‌ ​‍‌‍‌‌‌‍‌‍​‍​‍​ ‍‍​‍​‍‌‍‍​‌ ‌​‌ ‌​‌ ​​​ ‍‍​‍ ​‍ ‌‍ ​‌‍ ‌‍​ ‌‍​‌‌‍ ​‌‍‍​‌‍ ‌ ​ ‌ ‌​​ ‍‍​ ​ ​ ​​​ ​​​ ​​​‍ ‌ ​ ‌ ‌​‌ ‌‌‌‍‌​‌‍‍‌‌‍ ​‍ ‌‍‍‌‌‍ ‍‌ ‌​‌‍‌‌‌‍ ‍‌ ‌​​‍ ‌‍‌‌‌‍‌​‌‍‍‌‌ ‌​​‍ ‌‍ ‌‌‍ ‌‍‌​‌‍‌‌​ ‌‌ ​​‌ ​‍‌‍‌‌‌ ​ ‌‍‌‌‌‍ ‍‌ ‌​‌‍​‌‌ ‌​‌‍‍‌‌‍ ‌‍ ‍​ ‍ ‌‍‍‌‌‍‌​​ ‌​ ​‌​ ‍​​ ‍‌​ ​‌​ ‌​​ ‌‍‌‍‌​‌‍‌​​‍ ‌‌‍‌‌​ ‌ ​ ‌‌​ ‌​​‍ ‌​ ‌​​ ​‍​ ‌‍‌‍‌‍​‍ ‌​ ‍​​ ‌​‌‍‌‍​ ‌ ​‍ ‌​ ​‌‌‍‌​​ ‍‌​ ‌‌‌‍‌‍​ ​ ​ ​ ​ ​‍​ ​​​ ‌‌‌‍‌‍‌‍‌‍​ ‍ ‌ ‌​‌ ‍‌‌ ​​‌‍‌‌​ ‌‌ ​​‌‍ ‌ ​ ‌ ‌​​ ‍ ‌ ​​‌‍​‌‌ ‌​‌‍‍​​ ‌‌ ‌​‌‍‍‌‌ ‌​‌‍ ​‌‍‌‌​ ‌‍​‍‌‍​‌‌ ​ ‌‍‌‌‌‌‌‌‌ ​‍‌‍ ​​ ‌‌‍‍​‌ ‌​‌ ‌​‌ ​​​‍‌‌​ ​ ‌​​‌​‍‌‌​ ​‍‌​‌‍​‍‌‌​ ​‍‌​‌‍‌‍ ​‌‍ ‌‍​ ‌‍​‌‌‍ ​‌‍‍​‌‍ ‌ ​ ‌ ‌​​‍‌‌​ ​ ‌​​‌​ ​ ​ ​​​ ​​​ ​​​‍‌‌​ ​‍‌​‌‍‌ ​ ‌ ‌​‌ ‌‌‌‍‌​‌‍‍‌‌‍ ​‍‌‍‌‍‍‌‌‍‌​​ ‌​ ​‌​ ‍​​ ‍‌​ ​‌​ ‌​​ ‌‍‌‍‌​‌‍‌​​‍ ‌‌‍‌‌​ ‌ ​ ‌‌​ ‌​​‍ ‌​ ‌​​ ​‍​ ‌‍‌‍‌‍​‍ ‌​ ‍​​ ‌​‌‍‌‍​ ‌ ​‍ ‌​ ​‌‌‍‌​​ ‍‌​ ‌‌‌‍‌‍​ ​ ​ ​ ​ ​‍​ ​​​ ‌‌‌‍‌‍‌‍‌‍​‍‌‍‌ ‌​‌ ‍‌‌ ​​‌‍‌‌​ ‌‌ ​​‌‍ ‌ ​ ‌ ‌​​‍‌‍‌ ​​‌‍​‌‌ ‌​‌‍‍​​ ‌‌ ‌​‌‍‍‌‌ ‌​‌‍ ​‌‍‌‌​‍‌‍‌ ​​‌‍‌‌‌ ​‍‌ ​ ‌ ​​‌‍‌‌‌‍​ ‌ ‌​‌‍‍‌‌ ‌‍‌‍‌‌​ ‌‌ ​​‌ ‌‌‌‍​‍‌‍ ​‌‍‍‌‌ ​ ‌‍‍​‌‍‌‌‌‍‌​​‍​‍‌ ‌
Asymetrické strihy sú trend tohto leta: Nauč sa ho nosiť​​​​‌ ‍ ​‍​‍‌‍ ‌ ​‍‌‍‍‌‌‍‌ ‌‍‍‌‌‍ ‍​‍​‍​ ‍‍​‍​‍‌ ​ ‌‍​‌‌‍ ‍‌‍‍‌‌ ‌​‌ ‍‌​‍ ‍‌‍‍‌‌‍ ​‍​‍​‍ ​​‍​‍‌‍‍​‌ ​‍‌‍‌‌‌‍‌‍​‍​‍​ ‍‍​‍​‍‌‍‍​‌ ‌​‌ ‌​‌ ​​​ ‍‍​‍ ​‍ ‌‍ ​‌‍ ‌‍​ ‌‍​‌‌‍ ​‌‍‍​‌‍ ‌ ​ ‌ ‌​​ ‍‍​ ​ ​ ​​​ ​​​ ​​​‍ ‌ ​ ‌ ‌​‌ ‌‌‌‍‌​‌‍‍‌‌‍ ​‍ ‌‍‍‌‌‍ ‍‌ ‌​‌‍‌‌‌‍ ‍‌ ‌​​‍ ‌‍‌‌‌‍‌​‌‍‍‌‌ ‌​​‍ ‌‍ ‌‌‍ ‌‍‌​‌‍‌‌​ ‌‌ ​​‌ ​‍‌‍‌‌‌ ​ ‌‍‌‌‌‍ ‍‌ ‌​‌‍​‌‌ ‌​‌‍‍‌‌‍ ‌‍ ‍​ ‍ ‌‍‍‌‌‍‌​​ ‌​ ‌‍​ ‌ ​ ​​‌‍‌​‌‍‌‍​ ​ ​ ​‌‌‍​‍​‍ ‌​ ​ ​ ​ ​ ​‌​ ‌‍​‍ ‌​ ‌​‌‍‌​​ ‌ ​ ‌​​‍ ‌​ ‍​​ ‌‌​ ​ ​ ‌‍​‍ ‌​ ​ ​ ‌‌​ ​​‌‍‌​​ ‌‍​ ​‌‌‍‌‌‌‍​‍‌‍​ ‌‍​‍​ ‍‌‌‍‌​​ ‍ ‌ ‌​‌ ‍‌‌ ​​‌‍‌‌​ ‌‌ ​​‌‍ ‌ ​ ‌ ‌​​ ‍ ‌ ​​‌‍​‌‌ ‌​‌‍‍​​ ‌‌ ‌​‌‍‍‌‌ ‌​‌‍ ​‌‍‌‌​ ‌‍​‍‌‍​‌‌ ​ ‌‍‌‌‌‌‌‌‌ ​‍‌‍ ​​ ‌‌‍‍​‌ ‌​‌ ‌​‌ ​​​‍‌‌​ ​ ‌​​‌​‍‌‌​ ​‍‌​‌‍​‍‌‌​ ​‍‌​‌‍‌‍ ​‌‍ ‌‍​ ‌‍​‌‌‍ ​‌‍‍​‌‍ ‌ ​ ‌ ‌​​‍‌‌​ ​ ‌​​‌​ ​ ​ ​​​ ​​​ ​​​‍‌‌​ ​‍‌​‌‍‌ ​ ‌ ‌​‌ ‌‌‌‍‌​‌‍‍‌‌‍ ​‍‌‍‌‍‍‌‌‍‌​​ ‌​ ‌‍​ ‌ ​ ​​‌‍‌​‌‍‌‍​ ​ ​ ​‌‌‍​‍​‍ ‌​ ​ ​ ​ ​ ​‌​ ‌‍​‍ ‌​ ‌​‌‍‌​​ ‌ ​ ‌​​‍ ‌​ ‍​​ ‌‌​ ​ ​ ‌‍​‍ ‌​ ​ ​ ‌‌​ ​​‌‍‌​​ ‌‍​ ​‌‌‍‌‌‌‍​‍‌‍​ ‌‍​‍​ ‍‌‌‍‌​​‍‌‍‌ ‌​‌ ‍‌‌ ​​‌‍‌‌​ ‌‌ ​​‌‍ ‌ ​ ‌ ‌​​‍‌‍‌ ​​‌‍​‌‌ ‌​‌‍‍​​ ‌‌ ‌​‌‍‍‌‌ ‌​‌‍ ​‌‍‌‌​‍‌‍‌ ​​‌‍‌‌‌ ​‍‌ ​ ‌ ​​‌‍‌‌‌‍​ ‌ ‌​‌‍‍‌‌ ‌‍‌‍‌‌​ ‌‌ ​​‌ ‌‌‌‍​‍‌‍ ​‌‍‍‌‌ ​ ‌‍‍​‌‍‌‌‌‍‌​​‍​‍‌ ‌
Boho: Ako nosiť festivalový štýl v bežné dni
Ako správne kombinovať voľné nohavice v lete 2025​​​​‌ ‍ ​‍​‍‌‍ ‌ ​‍‌‍‍‌‌‍‌ ‌‍‍‌‌‍ ‍​‍​‍​ ‍‍​‍​‍‌ ​ ‌‍​‌‌‍ ‍‌‍‍‌‌ ‌​‌ ‍‌​‍ ‍‌‍‍‌‌‍ ​‍​‍​‍ ​​‍​‍‌‍‍​‌ ​‍‌‍‌‌‌‍‌‍​‍​‍​ ‍‍​‍​‍‌‍‍​‌ ‌​‌ ‌​‌ ​​​ ‍‍​‍ ​‍ ‌‍ ​‌‍ ‌‍​ ‌‍​‌‌‍ ​‌‍‍​‌‍ ‌ ​ ‌ ‌​​ ‍‍​ ​ ​ ​​​ ​​​ ​​​‍ ‌ ​ ‌ ‌​‌ ‌‌‌‍‌​‌‍‍‌‌‍ ​‍ ‌‍‍‌‌‍ ‍‌ ‌​‌‍‌‌‌‍ ‍‌ ‌​​‍ ‌‍‌‌‌‍‌​‌‍‍‌‌ ‌​​‍ ‌‍ ‌‌‍ ‌‍‌​‌‍‌‌​ ‌‌ ​​‌ ​‍‌‍‌‌‌ ​ ‌‍‌‌‌‍ ‍‌ ‌​‌‍​‌‌ ‌​‌‍‍‌‌‍ ‌‍ ‍​ ‍ ‌‍‍‌‌‍‌​​ ‌‌‍‌​​ ‍​​ ‍‌​ ​‌​ ‌‌​ ​‍​ ‌ ‌‍‌​​‍ ‌​ ‌‍​ ‍​​ ​‌​ ‍​​‍ ‌​ ‌​​ ‍‌​ ​ ​ ‌​​‍ ‌‌‍​‌‌‍‌​​ ​‍​ ‌​​‍ ‌​ ​ ​ ​ ​ ​​​ ‌‍​ ​ ​ ‌‌​ ‌ ​ ‍​​ ​‍​ ​​‌‍​‌​ ‌​​ ‍ ‌ ‌​‌ ‍‌‌ ​​‌‍‌‌​ ‌‌ ​​‌‍ ‌ ​ ‌ ‌​​ ‍ ‌ ​​‌‍​‌‌ ‌​‌‍‍​​ ‌‌ ‌​‌‍‍‌‌ ‌​‌‍ ​‌‍‌‌​ ‌‍​‍‌‍​‌‌ ​ ‌‍‌‌‌‌‌‌‌ ​‍‌‍ ​​ ‌‌‍‍​‌ ‌​‌ ‌​‌ ​​​‍‌‌​ ​ ‌​​‌​‍‌‌​ ​‍‌​‌‍​‍‌‌​ ​‍‌​‌‍‌‍ ​‌‍ ‌‍​ ‌‍​‌‌‍ ​‌‍‍​‌‍ ‌ ​ ‌ ‌​​‍‌‌​ ​ ‌​​‌​ ​ ​ ​​​ ​​​ ​​​‍‌‌​ ​‍‌​‌‍‌ ​ ‌ ‌​‌ ‌‌‌‍‌​‌‍‍‌‌‍ ​‍‌‍‌‍‍‌‌‍‌​​ ‌‌‍‌​​ ‍​​ ‍‌​ ​‌​ ‌‌​ ​‍​ ‌ ‌‍‌​​‍ ‌​ ‌‍​ ‍​​ ​‌​ ‍​​‍ ‌​ ‌​​ ‍‌​ ​ ​ ‌​​‍ ‌‌‍​‌‌‍‌​​ ​‍​ ‌​​‍ ‌​ ​ ​ ​ ​ ​​​ ‌‍​ ​ ​ ‌‌​ ‌ ​ ‍​​ ​‍​ ​​‌‍​‌​ ‌​​‍‌‍‌ ‌​‌ ‍‌‌ ​​‌‍‌‌​ ‌‌ ​​‌‍ ‌ ​ ‌ ‌​​‍‌‍‌ ​​‌‍​‌‌ ‌​‌‍‍​​ ‌‌ ‌​‌‍‍‌‌ ‌​‌‍ ​‌‍‌‌​‍‌‍‌ ​​‌‍‌‌‌ ​‍‌ ​ ‌ ​​‌‍‌‌‌‍​ ‌ ‌​‌‍‍‌‌ ‌‍‌‍‌‌​ ‌‌ ​​‌ ‌‌‌‍​‍‌‍ ​‌‍‍‌‌ ​ ‌‍‍​‌‍‌‌‌‍‌​​‍​‍‌ ‌